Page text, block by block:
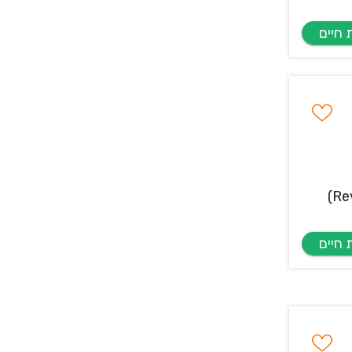
חברת MASTER מבית רשת מלונות פתאל מגייסת מנהל/ת תשואה עם ניסיון מלונאי חובה !!(Revenue / Yield Manager)